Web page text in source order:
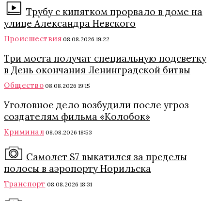
Трубу с кипятком прорвало в доме на
улице Александра Невского
Происшествия 08.08.2026 19:22
Три моста получат специальную подсветку
в День окончания Ленинградской битвы
Общество 08.08.2026 19:15
Уголовное дело возбудили после угроз
создателям фильма «Колобок»
Криминал 08.08.2026 18:53
Самолет S7 выкатился за пределы
полосы в аэропорту Норильска
Транспорт 08.08.2026 18:31